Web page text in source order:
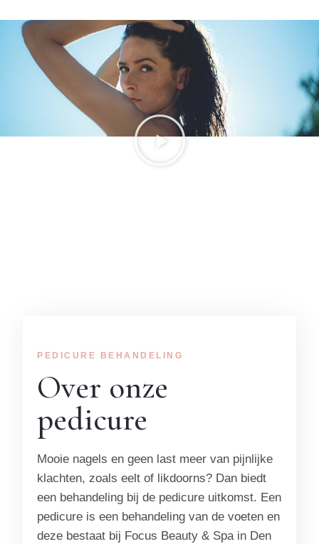
PEDICURE BEHANDELING
Over onze
pedicure
Mooie nagels en geen last meer van pijnlijke
klachten, zoals eelt of likdoorns? Dan biedt
een behandeling bij de pedicure uitkomst. Een
pedicure is een behandeling van de voeten en
deze bestaat bij Focus Beauty & Spa in Den